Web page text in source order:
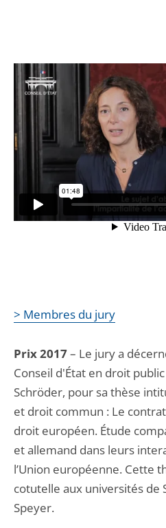
> Membres du jury
Prix 2017– Le jury a
Conseil d'État en droit
Schröder, pour sa thèse
et droit commun : Le
droit européen. Étude
et allemand dans leurs
l’Union européenne. Cette
cotutelle aux universités de
Speyer.